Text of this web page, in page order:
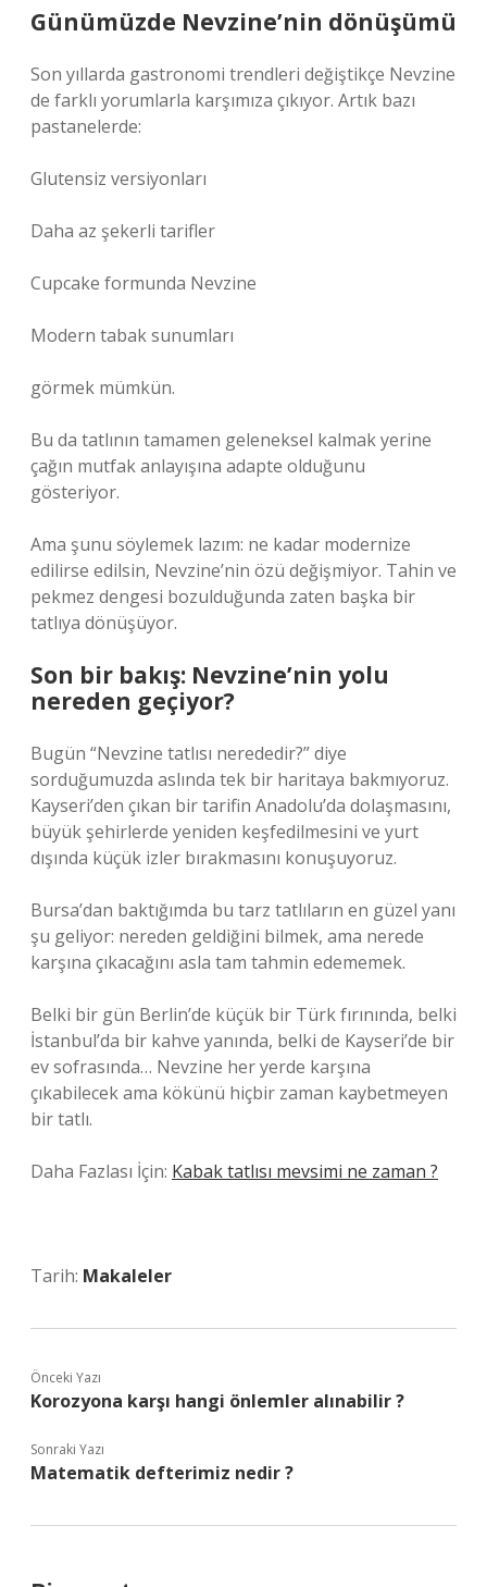
Günümüzde Nevzine’nin dönüşümü
Son yıllarda gastronomi trendleri değiştikçe Nevzine
de farklı yorumlarla karşımıza çıkıyor. Artık bazı
pastanelerde:
Glutensiz versiyonları
Daha az şekerli tarifler
Cupcake formunda Nevzine
Modern tabak sunumları
görmek mümkün.
Bu da tatlının tamamen geleneksel kalmak yerine
çağın mutfak anlayışına adapte olduğunu
gösteriyor.
Ama şunu söylemek lazım: ne kadar modernize
edilirse edilsin, Nevzine’nin özü değişmiyor. Tahin ve
pekmez dengesi bozulduğunda zaten başka bir
tatlıya dönüşüyor.
Son bir bakış: Nevzine’nin yolu
nereden geçiyor?
Bugün “Nevzine tatlısı nerededir?” diye
sorduğumuzda aslında tek bir haritaya bakmıyoruz.
Kayseri’den çıkan bir tarifin Anadolu’da dolaşmasını,
büyük şehirlerde yeniden keşfedilmesini ve yurt
dışında küçük izler bırakmasını konuşuyoruz.
Bursa’dan baktığımda bu tarz tatlıların en güzel yanı
şu geliyor: nereden geldiğini bilmek, ama nerede
karşına çıkacağını asla tam tahmin edememek.
Belki bir gün Berlin’de küçük bir Türk fırınında, belki
İstanbul’da bir kahve yanında, belki de Kayseri’de bir
ev sofrasında… Nevzine her yerde karşına
çıkabilecek ama kökünü hiçbir zaman kaybetmeyen
bir tatlı.
Daha Fazlası İçin: Kabak tatlısı mevsimi ne zaman ?
Tarih: Makaleler
Önceki Yazı
Korozyona karşı hangi önlemler alınabilir ?
Sonraki Yazı
Matematik defterimiz nedir ?